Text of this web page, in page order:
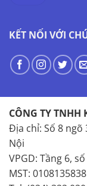
KẾT NỐI VỚI
CÔNG TY TNHH
Địa chỉ: Số 8 ngõ
Nội
VPGD: Tầng 6,
MST: 0108135838